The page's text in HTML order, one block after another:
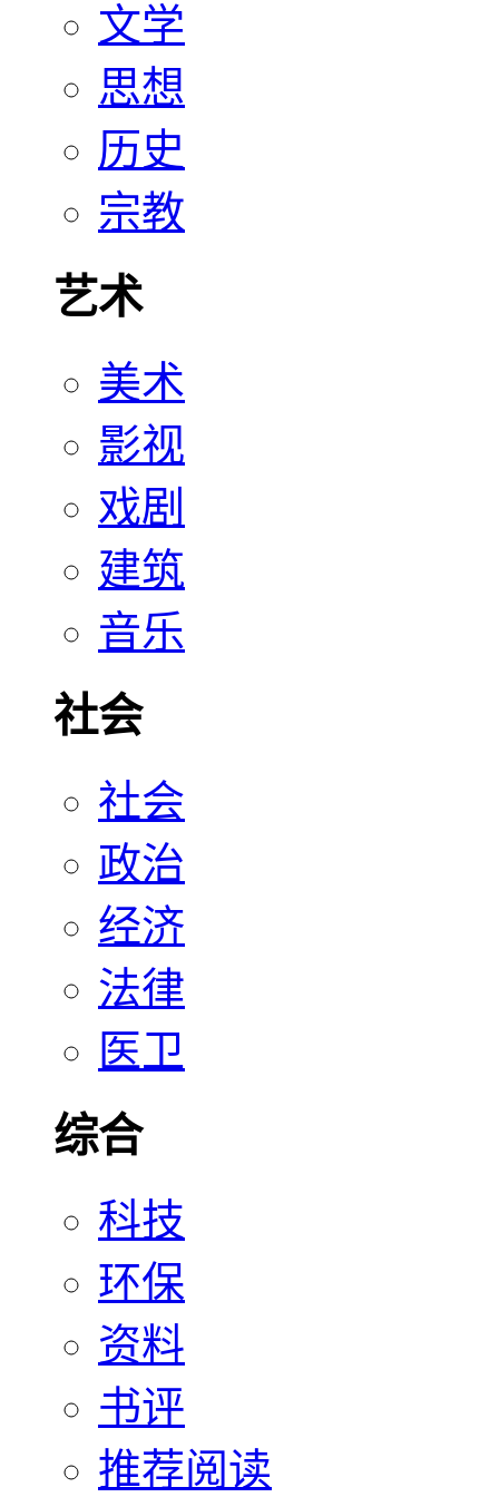
文学
思想
历史
宗教
艺术
美术
影视
戏剧
建筑
音乐
社会
社会
政治
经济
法律
医卫
综合
科技
环保
资料
书评
推荐阅读